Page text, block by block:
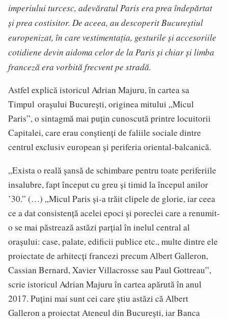
imperiului turcesc, adevăratul Paris era prea îndepărtat
și prea costisitor. De aceea, au descoperit Bucureștiul
europenizat, în care vestimentația, gesturile și accesoriile
cotidiene devin aidoma celor de la Paris și chiar și limba
franceză era vorbită frecvent pe stradă.
Astfel explică istoricul Adrian Majuru, în cartea sa
Timpul orașului București, originea mitului „Micul
Paris”, o sintagmă mai puțin cunoscută printre locuitorii
Capitalei, care erau conștienți de faliile sociale dintre
centrul exclusiv european și periferia oriental-balcanică.
„Exista o reală șansă de schimbare pentru toate periferiile
insalubre, fapt început cu greu și timid la începul anilor
’30.” (…) „Micul Paris și-a trăit clipele de glorie, iar ceea
ce a dat consistență acelei epoci și poreclei care a renumit-
o se mai păstrează astăzi parțial în inelul central al
orașului: case, palate, edificii publice etc., multe dintre ele
proiectate de arhitecți francezi precum Albert Galleron,
Cassian Bernard, Xavier Villacrosse sau Paul Gottreau”,
scrie istoricul Adrian Majuru în cartea apărută în anul
2017. Puțini mai sunt cei care știu astăzi că Albert
Galleron a proiectat Ateneul din București, iar Banca